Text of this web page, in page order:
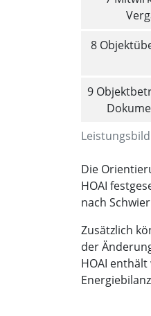
8
9
Die
HOAI
nach
Zusätzlich
der
HOAI